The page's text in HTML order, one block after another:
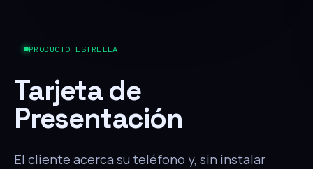
PRODUCTO ESTRELLA
Tarjeta de
Presentación
El cliente acerca su teléfono y, sin instalar